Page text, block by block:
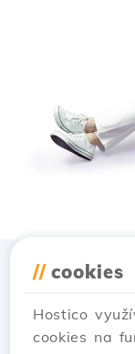
// cookies
Hostico
cookies na